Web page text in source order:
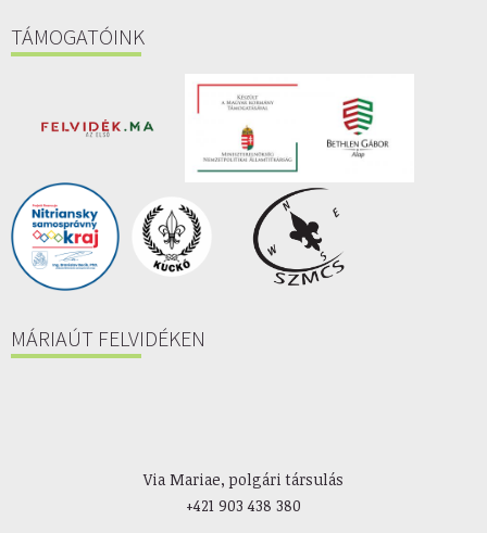
TÁMOGATÓINK
MÁRIAÚT FELVIDÉKEN
Via Mariae, polgári társulás
+421 903 438 380